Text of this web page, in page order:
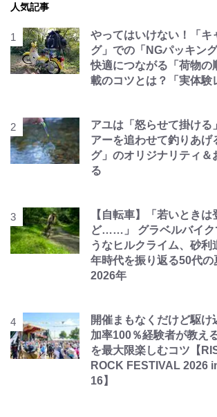
人気記事
やってはいけない！「キ
グ」での「NGパッキン
快適につながる「荷物の
載のコツとは？「実体験
アユは「怒らせて掛ける
アーを追わせて釣りあげ
グ」のオリジナリティ＆
る
【自転車】「若いとき
ど……」 グラベルバイク
うなヒルクライム、砂利
年時代を振り返る50代
2026年
開催まもなくだけど駆け
加率100％経験者が教え
を最大限楽しむコツ【
ROCK FESTIVAL 2026
16】